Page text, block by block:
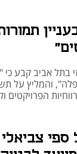
אביב קבע כי
והמליץ על
הפרויקטים